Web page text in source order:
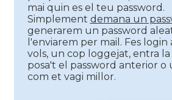
mai quin es el teu password.
Simplement demana un
generarem un password
l'enviarem per mail. Fes login
vols, un cop loggejat, entra
posa't el password anterior o
com et vagi millor.